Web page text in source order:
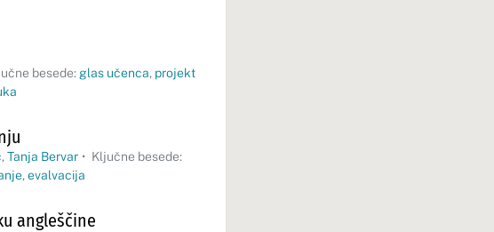
besede: glas učenca, projekt
, Tanja Bervar • Ključne besede:
, evalvacija
angleščine